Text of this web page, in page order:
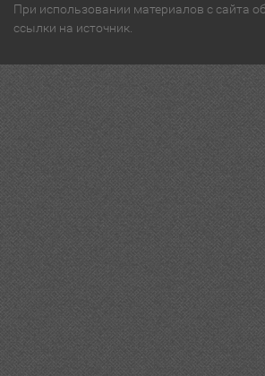
При использовании материалов с сайта
ссылки на источник.